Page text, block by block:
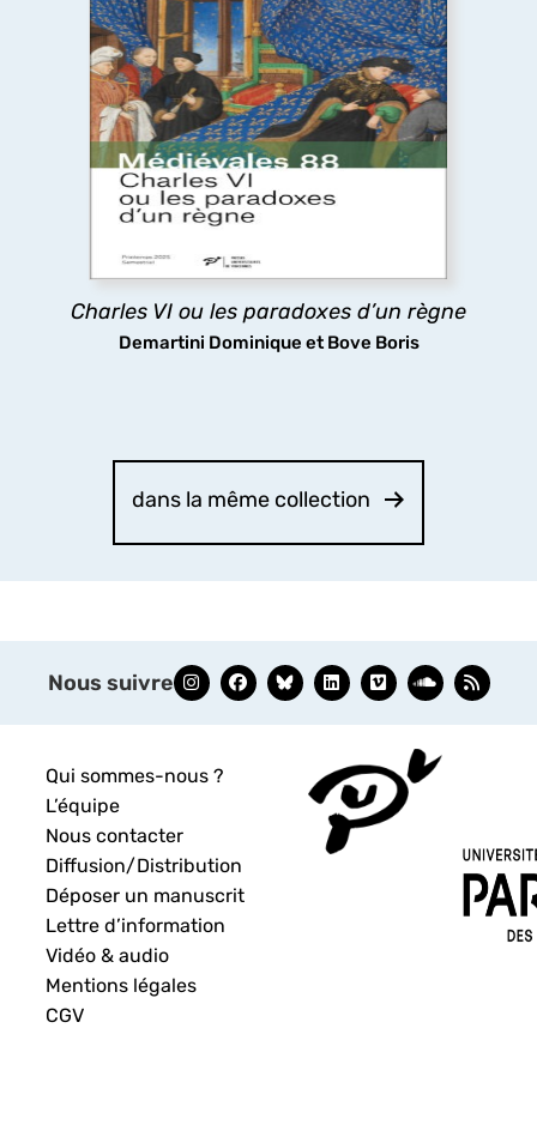
Charles VI ou les paradoxes d’un règne
Demartini Dominique et Bove Boris
Charles VI ou les paradoxes d’un règne
Le long règne de Charles VI a longtemps été
considéré comme une catastrophe, pourtant les
arts et les lettres ont fleuri à sa cour, tandis que
sa folie même stimulait la réflexion politique : tels
découvrir
dans la même collection
Nous suivre
Qui sommes-nous ?
L’équipe
Nous contacter
Diffusion/Distribution
Déposer un manuscrit
Lettre d’information
Vidéo & audio
Mentions légales
CGV